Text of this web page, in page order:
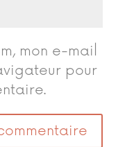
mon e-mail
pour